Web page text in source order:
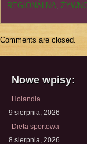
REGIONALNA,
Comments are closed.
Nowe wpisy:
Holandia
9 sierpnia, 2026
Dieta sportowa
8 sierpnia, 2026